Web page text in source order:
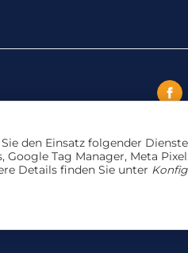
solange der Vorrat reicht.
den Einsatz folgender
Google Tag Manager, Meta
Details finden Sie unter